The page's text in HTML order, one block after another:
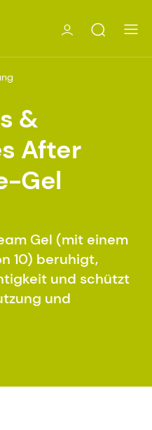
&
After
Gel
Gel (mit einem
10) beruhigt,
und schützt
und